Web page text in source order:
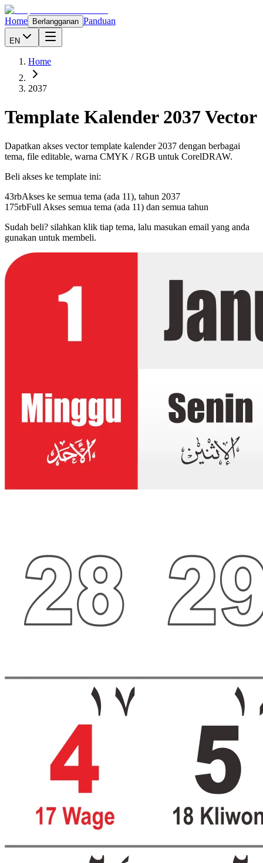
Home Berlangganan Panduan
EN
Home
2037
Template Kalender 2037Vector
Dapatkan akses vector template kalender 2037 dengan berbagai
tema, file editable, warna CMYK / RGB untuk CorelDRAW.
Beli akses ke template ini:
43rbAkses ke semua tema (ada 11), tahun 2037
175rbFull Akses semua tema (ada 11) dan semua tahun
Sudah beli? silahkan klik tiap tema, lalu masukan email yang anda
gunakan untuk membeli.